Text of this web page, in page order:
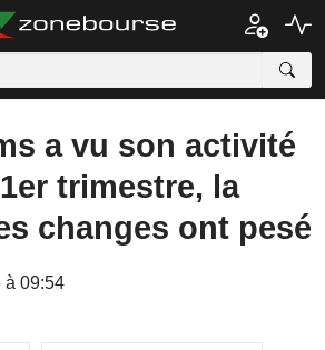
a vu son activité
trimestre, la
changes ont pesé
à 09:54